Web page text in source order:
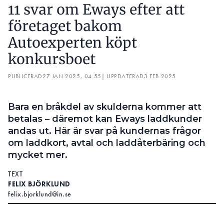
11 svar om Eways efter att
företaget bakom
Autoexperten köpt
konkursboet
PUBLICERAD27 JAN 2025, 04:55 | UPPDATERAD3 FEB 2025
Bara en bråkdel av skulderna kommer att
betalas – däremot kan Eways laddkunder
andas ut. Här är svar på kundernas frågor
om laddkort, avtal och laddåterbäring och
mycket mer.
TEXT
FELIX BJÖRKLUND
felix.bjorklund@in.se